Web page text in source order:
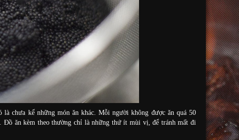
chưa kể những món ăn khác. Mỗi người không được ăn quá 50
ăn kèm theo thường chỉ là những thứ ít mùi vị, để tránh mất đi